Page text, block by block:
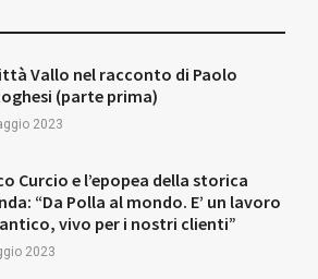
Vallo nel racconto di Paolo
(parte prima)
2023
Curcio e l’epopea della storica
“Da Polla al mondo. E’ un lavoro
vivo per i nostri clienti”
2023